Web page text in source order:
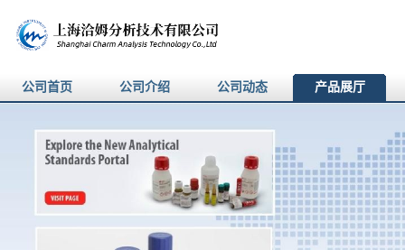
公司首页 公司介绍 公司动态 产品展厅